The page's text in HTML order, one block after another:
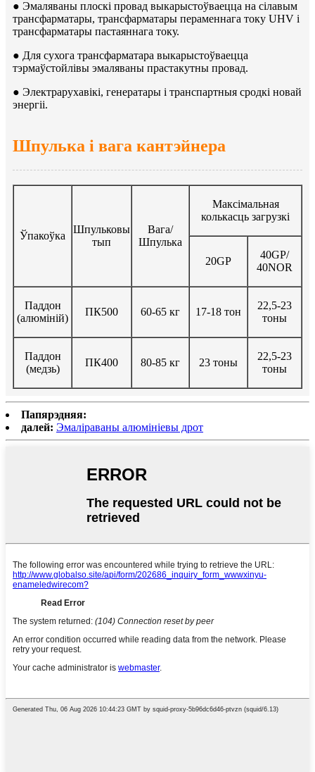
● Эмаляваны плоскі провад выкарыстоўваецца на сілавым
трансфарматары, трансфарматары пераменнага току UHV і
трансфарматары пастаяннага току.
● Для сухога трансфарматара выкарыстоўваецца
тэрмаўстойлівы эмаляваны прастакутны провад.
● Электрарухавікі, генератары і транспартныя сродкі новай
энергіі.
Шпулька і вага кантэйнера
Ўпакоўка
Шпульковы
тып
Вага/
Шпулька
Максімальная
колькасць загрузкі
20GP
40GP/
40NOR
Паддон
(алюміній)
ПК500 60-65 кг 17-18 тон
22,5-23
тоны
Паддон
(медзь)
ПК400 80-85 кг 23 тоны
22,5-23
тоны
Папярэдняя:
далей: Эмаліраваны алюмініевы дрот